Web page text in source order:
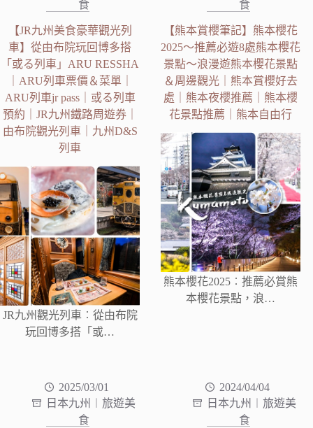
食
【JR九州美食豪華觀光列
車】從由布院玩回博多搭
「或る列車」ARU RESSHA
｜ARU列車票價＆菜單｜
ARU列車jr pass｜或る列車
預約｜JR九州鐵路周遊券｜
由布院觀光列車｜九州D&S
列車
JR九州觀光列車︰從由布院
玩回博多搭「或…
食
【熊本賞櫻筆記】熊本櫻花
2025～推薦必遊8處熊本櫻花
景點～浪漫遊熊本櫻花景點
＆周邊觀光｜熊本賞櫻好去
處｜熊本夜櫻推薦｜熊本櫻
花景點推薦｜熊本自由行
熊本櫻花2025︰推薦必賞熊
本櫻花景點，浪…
2025/03/01
日本九州︱旅遊美
食
2024/04/04
日本九州︱旅遊美
食